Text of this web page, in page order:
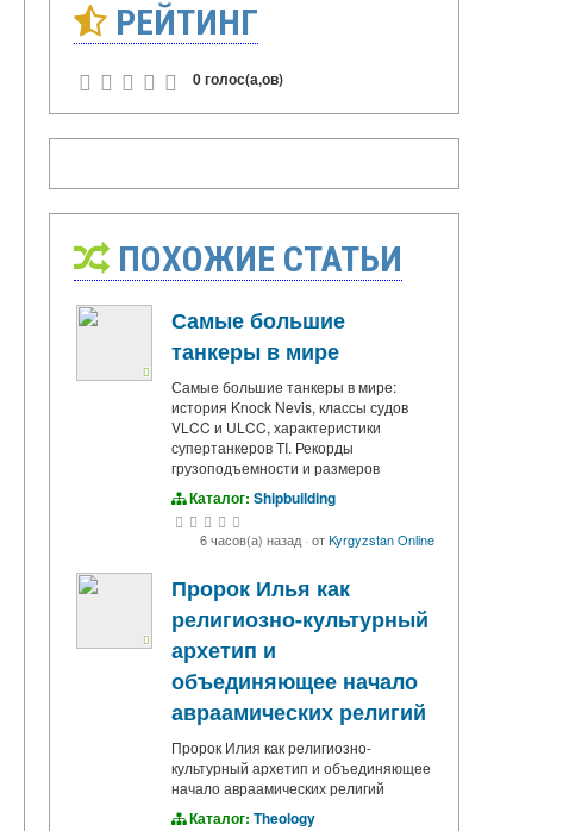
РЕЙТИНГ
0 голос(а,ов)
ПОХОЖИЕ СТАТЬИ
Самые большие
танкеры в мире
Самые большие танкеры в мире:
история Knock Nevis, классы судов
VLCC и ULCC, характеристики
супертанкеров TI. Рекорды
грузоподъемности и размеров
Каталог: Shipbuilding
6 часов(а) назад· отKyrgyzstan Online
Пророк Илья как
религиозно-культурный
архетип и
объединяющее начало
авраамических религий
Пророк Илия как религиозно-
культурный архетип и объединяющее
начало авраамических религий
Каталог: Theology